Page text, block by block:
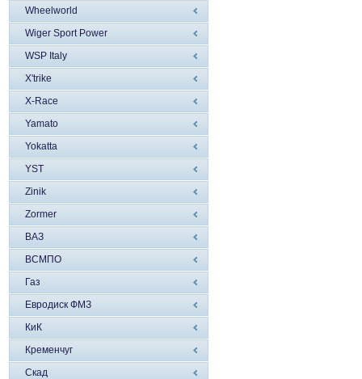
Wheelworld
Wiger Sport Power
WSP Italy
X'trike
X-Race
Yamato
Yokatta
YST
Zinik
Zormer
ВАЗ
ВСМПО
Газ
Евродиск ФМЗ
КиК
Кременчуг
Скад